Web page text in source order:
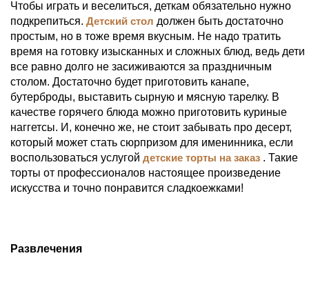
Чтобы играть и веселиться, деткам обязательно нужно
подкрепиться. Детский стол должен быть достаточно
простым, но в тоже время вкусным. Не надо тратить
время на готовку изысканных и сложных блюд, ведь дети
все равно долго не засиживаются за праздничным
столом. Достаточно будет приготовить канапе,
бутерброды, выставить сырную и мясную тарелку. В
качестве горячего блюда можно приготовить куриные
наггетсы. И, конечно же, не стоит забывать про десерт,
который может стать сюрпризом для именинника, если
воспользоваться услугой детские торты на заказ . Такие
торты от профессионалов настоящее произведение
искусства и точно понравится сладкоежками!
Развлечения